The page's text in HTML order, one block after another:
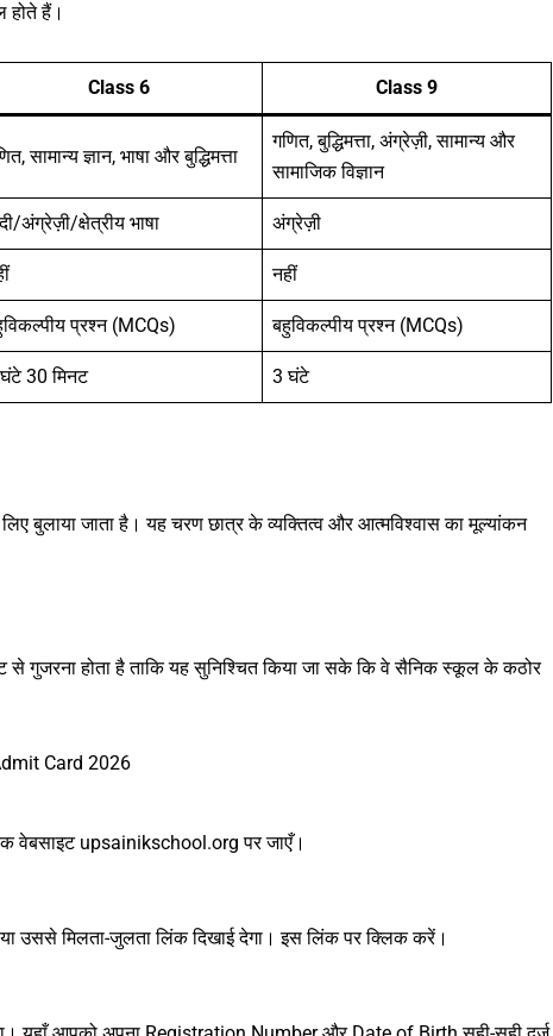
होते हैं।
Class 6 Class 9
सामान्य ज्ञान, भाषा और बुद्धिमत्ता
गणित, बुद्धिमत्ता, अंग्रेज़ी, सामान्य और
सामाजिक विज्ञान
अंग्रेज़ी/क्षेत्रीय भाषा अंग्रेज़ी
नहीं
प्रश्न (MCQs) बहुविकल्पीय प्रश्न (MCQs)
30 मिनट 3 घंटे
के लिए बुलाया जाता है। यह चरण छात्र के व्यक्तित्व और आत्मविश्वास का मूल्यांकन
गुजरना होता है ताकि यह सुनिश्चित किया जा सके कि वे सैनिक स्कूल के कठोर
Card 2026
वेबसाइट upsainikschool.org पर जाएँ।
उससे मिलता-जुलता लिंक दिखाई देगा। इस लिंक पर क्लिक करें।